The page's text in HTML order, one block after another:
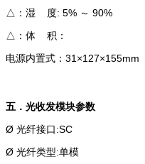
△：湿 度: 5% ～ 90%
△：体 积：
电源内置式：31×127×155mm
五．光收发模块参数
Ø 光纤接口:SC
Ø 光纤类型:单模